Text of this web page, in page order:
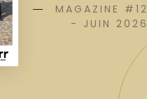
MAGAZINE #12
- JUIN 2026